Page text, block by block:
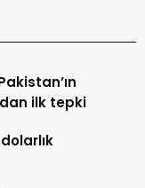
ilk tepki